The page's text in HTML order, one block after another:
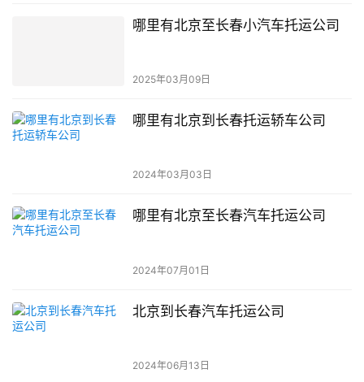
哪里有北京至长春小汽车托运公司
2025年03月09日
哪里有北京到长春托运轿车公司
2024年03月03日
哪里有北京至长春汽车托运公司
2024年07月01日
北京到长春汽车托运公司
2024年06月13日